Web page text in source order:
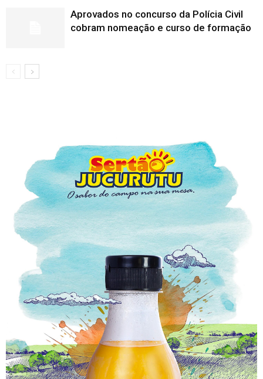
Aprovados no concurso da Polícia Civil
cobram nomeação e curso de formação